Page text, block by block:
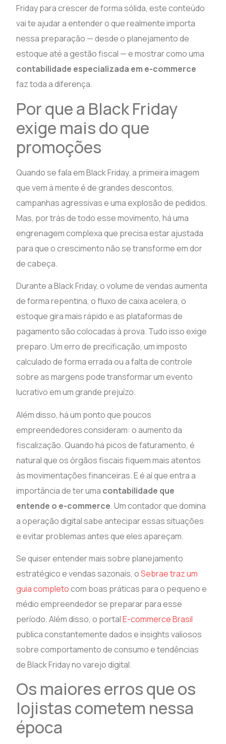
Friday para crescer de forma sólida, este conteúdo
vai te ajudar a entender o que realmente importa
nessa preparação — desde o planejamento de
estoque até a gestão fiscal — e mostrar como uma
contabilidade especializada em e-commerce
faz toda a diferença.
Por que a Black Friday
exige mais do que
promoções
Quando se fala em Black Friday, a primeira imagem
que vem à mente é de grandes descontos,
campanhas agressivas e uma explosão de pedidos.
Mas, por trás de todo esse movimento, há uma
engrenagem complexa que precisa estar ajustada
para que o crescimento não se transforme em dor
de cabeça.
Durante a Black Friday, o volume de vendas aumenta
de forma repentina, o fluxo de caixa acelera, o
estoque gira mais rápido e as plataformas de
pagamento são colocadas à prova. Tudo isso exige
preparo. Um erro de precificação, um imposto
calculado de forma errada ou a falta de controle
sobre as margens pode transformar um evento
lucrativo em um grande prejuízo.
Além disso, há um ponto que poucos
empreendedores consideram: o aumento da
fiscalização. Quando há picos de faturamento, é
natural que os órgãos fiscais fiquem mais atentos
às movimentações financeiras. E é aí que entra a
importância de ter uma contabilidade que
entende o e-commerce. Um contador que domina
a operação digital sabe antecipar essas situações
e evitar problemas antes que eles apareçam.
Se quiser entender mais sobre planejamento
estratégico e vendas sazonais, oSebrae traz um
guia completocom boas práticas para o pequeno e
médio empreendedor se preparar para esse
período. Além disso, o portalE-commerce Brasil
publica constantemente dados e insights valiosos
sobre comportamento de consumo e tendências
de Black Friday no varejo digital.
Os maiores erros que os
lojistas cometem nessa
época